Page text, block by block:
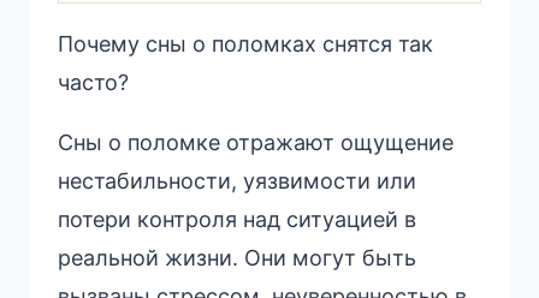
Почему сны о поломках снятся так
часто?
Сны о поломке отражают ощущение
нестабильности, уязвимости или
потери контроля над ситуацией в
реальной жизни. Они могут быть